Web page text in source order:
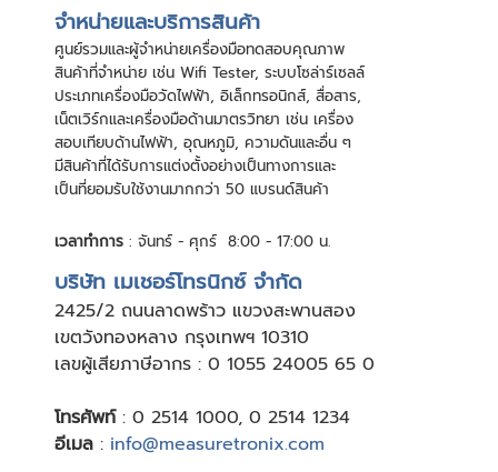
จําหน่ายและบริการสินค้า
ศูนย์รวมและผู้จําหน่ายเครื่องมือทดสอบคุณภาพ
สินค้าที่จําหน่าย เช่น Wifi Tester, ระบบโซล่าร์เซลล์
ประเภทเครื่องมือวัดไฟฟ้า, อิเล็กทรอนิกส์, สื่อสาร,
เน็ตเวิร์กและเครื่องมือด้านมาตรวิทยา เช่น เครื่อง
สอบเทียบด้านไฟฟ้า, อุณหภูมิ, ความดันและอื่น ๆ
มีสินค้าที่ได้รับการแต่งตั้งอย่างเป็นทางการและ
เป็นที่ยอมรับใช้งานมากกว่า 50 แบรนด์สินค้า
เวลาทำการ : จันทร์ - ศุกร์ 8:00 - 17:00 น.
บริษัท เมเชอร์โทรนิกซ์ จำกัด
2425/2 ถนนลาดพร้าว แขวงสะพานสอง
เขตวังทองหลาง กรุงเทพฯ 10310
เลขผู้เสียภาษีอากร : 0 1055 24005 65 0
โทรศัพท์: 0 2514 1000, 0 2514 1234
อีเมล : info@measuretronix.com